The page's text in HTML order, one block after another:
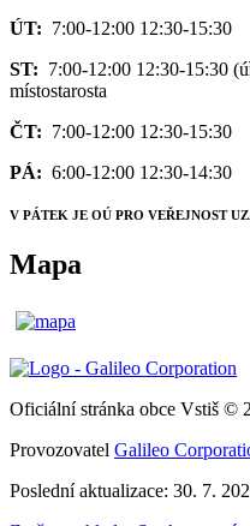
ÚT: 7:00-12:00 12:30-15:30
ST: 7:00-12:00 12:30-15:30
místostarosta
ČT: 7:00-12:00 12:30-15:30
PÁ: 6:00-12:00 12:30-14:30
V PÁTEK JE OÚ PRO VEŘEJNOST
Mapa
Oficiální stránka obce Vstiš ©
Provozovatel Galileo
Poslední aktualizace: 30. 7.